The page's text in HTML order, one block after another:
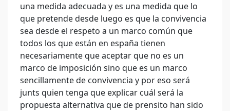
una medida adecuada y es una medida que lo
que pretende desde luego es que la convivencia
sea desde el respeto a un marco común que
todos los que están en españa tienen
necesariamente que aceptar que no es un
marco de imposición sino que es un marco
sencillamente de convivencia y por eso será
junts quien tenga que explicar cuál será la
propuesta alternativa que de prensito han sido